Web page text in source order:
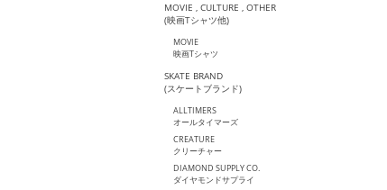
MOVIE , CULTURE , OTHER
(映画Tシャツ他)
MOVIE
映画Tシャツ
SKATE BRAND
(スケートブランド)
ALLTIMERS
オールタイマーズ
CREATURE
クリーチャー
DIAMOND SUPPLY CO.
ダイヤモンドサプライ